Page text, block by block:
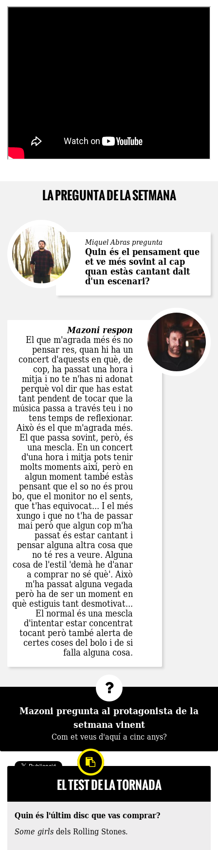
LA PREGUNTA DE LA SETMANA
Miquel Abras pregunta
Quin és el pensament que
et ve més sovint al cap
quan estàs cantant dalt
d'un escenari?
Mazoni respon
El que m'agrada més és no
pensar res, quan hi ha un
concert d'aquests en què, de
cop, ha passat una hora i
mitja i no te n'has ni adonat
perquè vol dir que has estat
tant pendent de tocar que la
música passa a través teu i no
tens temps de reflexionar.
Això és el que m'agrada més.
El que passa sovint, però, és
una mescla. En un concert
d'una hora i mitja pots tenir
molts moments així, però en
algun moment també estàs
pensant que el so no és prou
bo, que el monitor no el sents,
que t'has equivocat... I el més
xungo i que no t'ha de passar
mai però que algun cop m'ha
passat és estar cantant i
pensar alguna altra cosa que
no té res a veure. Alguna
cosa de l'estil 'demà he d'anar
a comprar no sé què'. Això
m'ha passat alguna vegada
però ha de ser un moment en
què estiguis tant desmotivat...
El normal és una mescla
d'intentar estar concentrat
tocant però també alerta de
certes coses del bolo i de si
falla alguna cosa.
Mazoni pregunta al protagonista de la
setmana vinent
Com et veus d'aquí a cinc anys?
EL TEST DE LA TORNADA
Quin és l'últim disc que vas comprar?
Some girlsdels Rolling Stones.